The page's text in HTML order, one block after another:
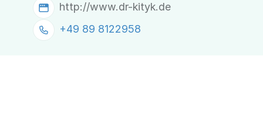
http://www.dr-kityk.de
+49 89 8122958